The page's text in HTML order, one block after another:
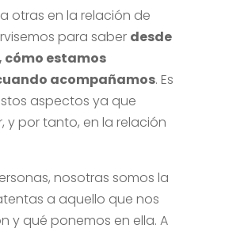
otras en la relación de
para saber desde
estamos
acompañamos. Es
aspectos ya que
y por tanto, en la relación
nosotras somos la
a aquello que nos
y qué ponemos en ella. A